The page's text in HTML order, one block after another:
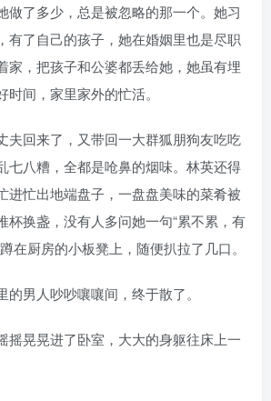
做了多少，总是被忽略的那一个。她习
有了自己的孩子，她在婚姻里也是尽职
家，把孩子和公婆都丢给她，她虽有埋
间，家里家外的忙活。
回来了，又带回一大群狐朋狗友吃吃
七八糟，全都是呛鼻的烟味。林英还得
进忙出地端盘子，一盘盘美味的菜肴被
杯换盏，没有人多问她一句“累不累，有
在厨房的小板凳上，随便扒拉了几口。
男人吵吵嚷嚷间，终于散了。
晃晃进了卧室，大大的身躯往床上一